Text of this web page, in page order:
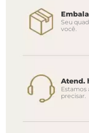
Seu
você.
Atend.
Estamos
precisar.